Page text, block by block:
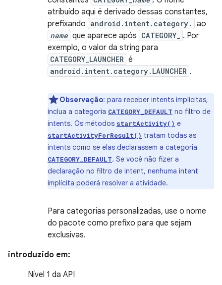
atribuído aqui é derivado dessas constantes,
prefixando android.intent.category. ao
name que aparece após CATEGORY_
. Por
exemplo, o valor da string para
CATEGORY_LAUNCHER é
android.intent.category.LAUNCHER .
Observação: para receber intents implícitas,
inclua a categoria CATEGORY_DEFAULT no filtro de
intents. Os métodos startActivity() e
startActivityForResult() tratam todas as
intents como se elas declarassem a categoria
CATEGORY_DEFAULT. Se você não fizer a
declaração no filtro de intent, nenhuma intent
implícita poderá resolver a atividade.
Para categorias personalizadas, use o nome
do pacote como prefixo para que sejam
exclusivas.
introduzido em:
Nível 1 da API